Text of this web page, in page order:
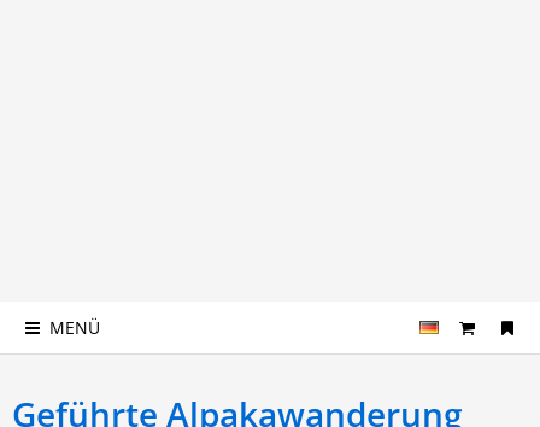
MENÜ
Geführte Alpakawanderung